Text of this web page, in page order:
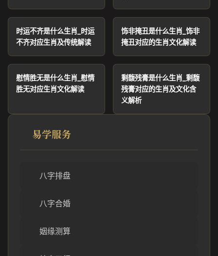
时运不齐是什么生肖_时运
不齐对应生肖及传统解读
饰非掩丑是什么生肖_饰非
掩丑对应的生肖文化解读
慰情胜无是什么生肖_慰情
胜无对应生肖文化解读
剩馥残膏是什么生肖_剩馥
残膏对应的生肖及文化含
义解析
易学服务
八字排盘
八字合婚
姻缘测算